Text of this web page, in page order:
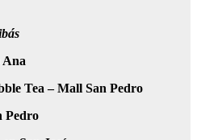
Ana
Tea – Mall San Pedro
Pedro